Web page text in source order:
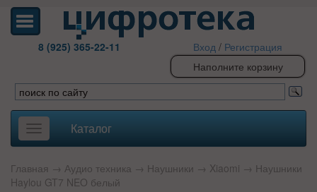
8 (925) 365-22-11 Вход / Регистрация
Наполните корзину
Toggle
navigation
Каталог
Главная → Аудио техника → Наушники → Xiaomi → Наушники
Haylou GT7 NEO белый